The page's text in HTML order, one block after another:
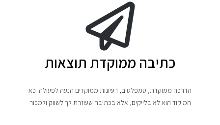
כתיבה ממוקדת תוצאות
הדרכה ממוקדת, טמפלטים, רעיונות ממוקדים הנעה לפעולה. כא
המיקוד הוא לא בלייקים, אלא בכתיבה שעוזרת לך לשווק ולמכור